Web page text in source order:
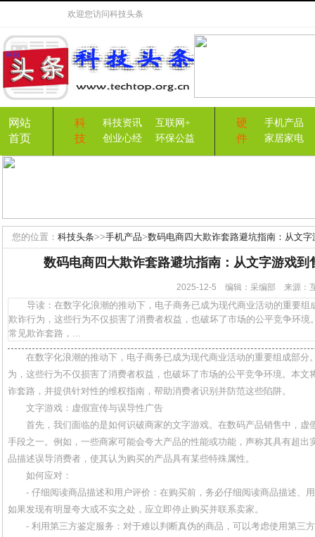
欢迎您访问科技头条
网站
首页
科
技
科技资讯
互联网+
创业心经
环保公益
硬
件
手机产品
家居家电
您的位置： 科技头条>>手机产品>数码电商四大欺诈套路避坑指南：从文
数码电商四大欺诈套路避坑指南：从文字游戏到
2025-12-5 编辑：采编部 来源
导读：在数字化浪潮的推动下，电子商务已成为现代商业活动的重要组
欺诈行为，这些行为不仅损害了消费者权益，也破坏了市场的公平竞争环
常见欺诈套路，...
在数字化浪潮的推动下，电子商务已成为现代商业活动的重要组成部分
为，这些行为不仅损害了消费者权益，也破坏了市场的公平竞争环境。本文
诈套路，并提供针对性的维权指南，帮助消费者识别并防范这些陷阱。
文字游戏：虚假宣传与误导性广告
首先，我们面临的是如何识破商家的文字游戏。在数码产品销售中，虚
手段之一。例如，一些商家可能会夸大产品的性能或功能，声称其具有超出
品描述误导消费者，使其认为购买的产品具有某些特殊属性。
如何应对：
- 仔细阅读商品描述和用户评价：在购买前，务必仔细阅读商品描述、
如果发现有明显夸大或不实之处，应立即停止购买并联系卖家。
- 利用第三方鉴定服务：对于难以判断真伪的商品，可以考虑使用第三